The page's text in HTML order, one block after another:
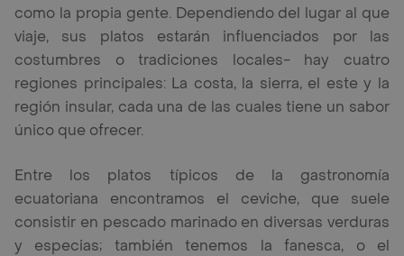
como la propia gente. Dependiendo del lugar al que
viaje, sus platos estarán influenciados por las
costumbres o tradiciones locales- hay cuatro
regiones principales: La costa, la sierra, el este y la
región insular, cada una de las cuales tiene un sabor
único que ofrecer.
Entre los platos típicos de la gastronomía
ecuatoriana encontramos el ceviche, que suele
consistir en pescado marinado en diversas verduras
y especias; también tenemos la fanesca, o el